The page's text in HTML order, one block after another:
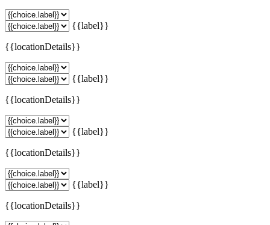
{{label}}
{{locationDetails}}
{{label}}
{{locationDetails}}
{{label}}
{{locationDetails}}
{{label}}
{{locationDetails}}